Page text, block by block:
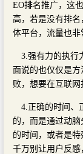
EO排名推广，这
高，若是没有排
体平台，流量也非
3.强有力的执行
面说的也仅仅是
败，想要在互联网
4.正确的时间、
的，而是通过动
的时间，或者是特
千万别让用户反